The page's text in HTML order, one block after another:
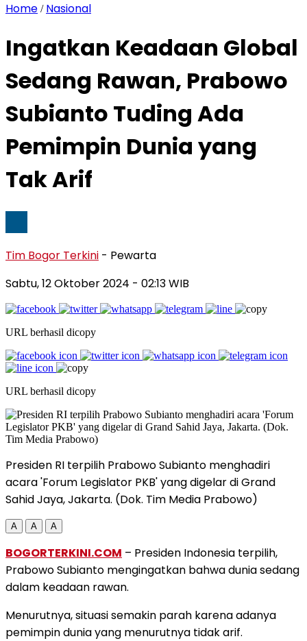
Home / Nasional
Ingatkan Keadaan Global
Sedang Rawan, Prabowo
Subianto Tuding Ada
Pemimpin Dunia yang
Tak Arif
Tim Bogor Terkini - Pewarta
Sabtu, 12 Oktober 2024 - 02:13 WIB
URL berhasil dicopy
URL berhasil dicopy
Presiden RI terpilih Prabowo Subianto menghadiri
acara 'Forum Legislator PKB' yang digelar di Grand
Sahid Jaya, Jakarta. (Dok. Tim Media Prabowo)
A A A
BOGORTERKINI.COM – Presiden Indonesia terpilih,
Prabowo Subianto mengingatkan bahwa dunia sedang
dalam keadaan rawan.
Menurutnya, situasi semakin parah karena adanya
pemimpin dunia yang menurutnya tidak arif.